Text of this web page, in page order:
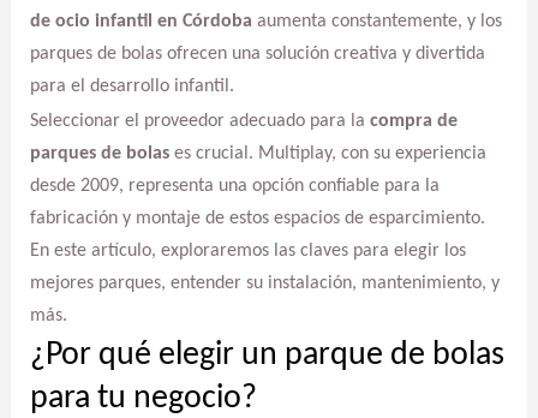
de ocio infantil en Córdoba aumenta constantemente, y los
parques de bolas ofrecen una solución creativa y divertida
para el desarrollo infantil.
Seleccionar el proveedor adecuado para la compra de
parques de bolases crucial. Multiplay, con su experiencia
desde 2009, representa una opción confiable para la
fabricación y montaje de estos espacios de esparcimiento.
En este artículo, exploraremos las claves para elegir los
mejores parques, entender su instalación, mantenimiento, y
más.
¿Por qué elegir un parque de bolas
para tu negocio?